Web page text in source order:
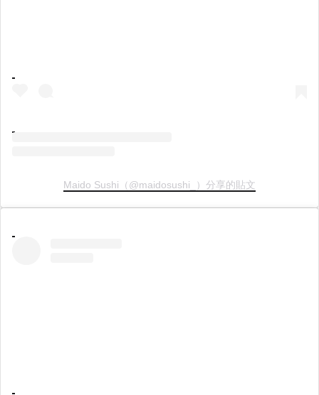
Maido Sushi（@maidosushi_）分享的貼文